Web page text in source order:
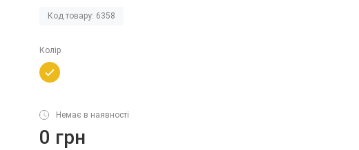
Код товару: 6358
Колір
Немає в наявності
0 грн